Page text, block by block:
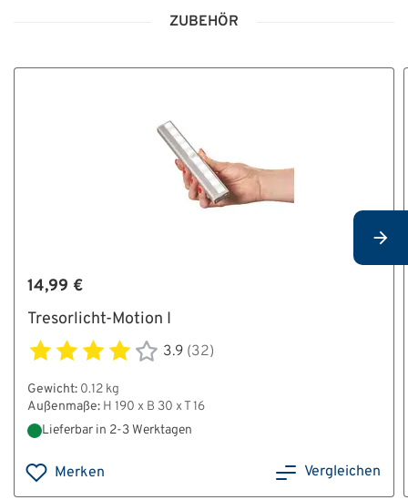
ZUBEHÖR
14,99 €
Tresorlicht-Motion I
3.9 (32)
Gewicht: 0.12 kg
Außenmaße: H 190 x B 30 x T 16
Lieferbar in 2-3 Werktagen
Merken Vergleichen